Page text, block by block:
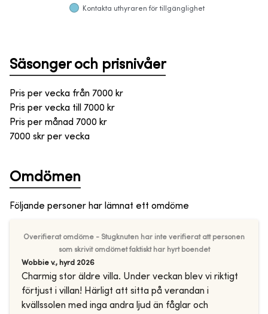
Kontakta uthyraren för tillgänglighet
Säsonger och prisnivåer
Pris per vecka från 7000 kr
Pris per vecka till
7000 kr
Pris per månad 7000 kr
7000 skr per vecka
Omdömen
Följande personer har lämnat ett omdöme
Overifierat omdöme - Stugknuten har inte verifierat att personen
som skrivit omdömet faktiskt har hyrt boendet
Wobbie v., hyrd 2026
Charmig stor äldre villa. Under veckan blev vi riktigt
förtjust i villan! Härligt att sitta på verandan i
kvällssolen med inga andra ljud än fåglar och